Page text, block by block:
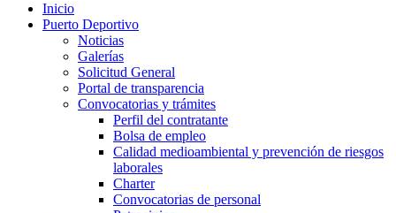
Inicio
Puerto Deportivo
Noticias
Galerías
Solicitud General
Portal de transparencia
Convocatorias y trámites
Perfil del contratante
Bolsa de empleo
Calidad medioambiental y prevención de riesgos
laborales
Charter
Convocatorias de personal